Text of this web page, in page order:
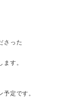
さった
す。
定です。